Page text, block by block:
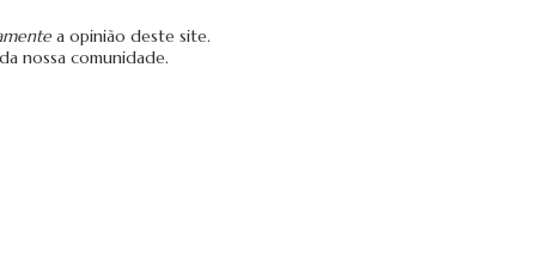
a opinião deste site.
nossa comunidade.